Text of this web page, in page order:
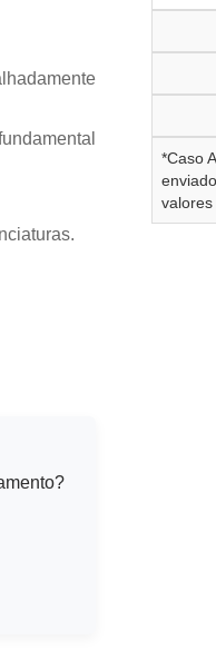
*Caso
valores